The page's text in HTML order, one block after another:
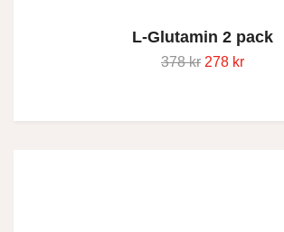
L-Glutamin 2 pack
378 kr 278 kr